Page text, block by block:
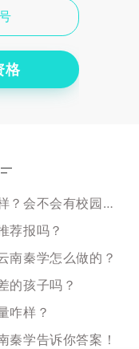
格
云南秦学封闭学校宿舍环境咋样？会不会有校园霸凌啊？
荐报吗？
南秦学怎么做的？
的孩子吗？
咋样？
秦学告诉你答案！